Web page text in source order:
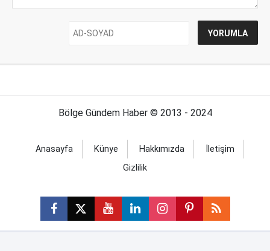
Bölge Gündem Haber © 2013 - 2024
Anasayfa Künye Hakkımızda
İletişim
Gizlilik